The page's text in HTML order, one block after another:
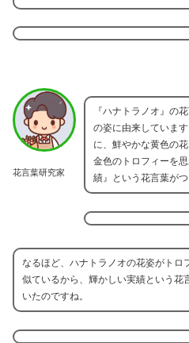
花言葉研究家
『ハナトラノオ』の
の姿に由来していま
に、鮮やかな黄色の
金色のトロフィーを
績』という花言葉がつ
なるほど、ハナトラノオの花姿がトロ
似ているから、輝かしい実績という花
いたのですね。